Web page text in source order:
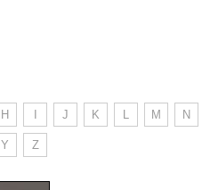
H J K L M N
Y Z